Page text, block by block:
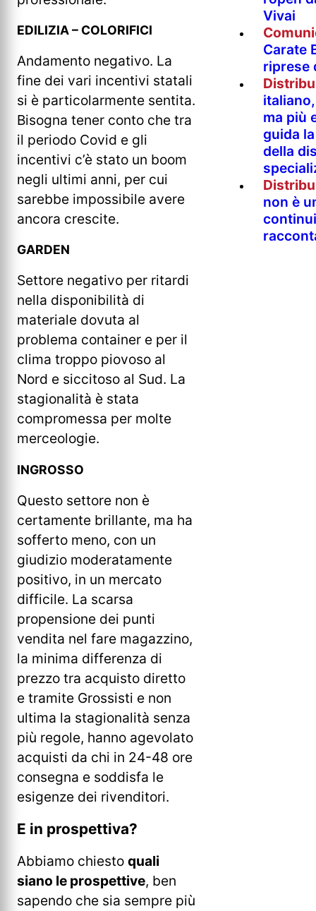
EDILIZIA – COLORIFICI
Andamento negativo. La
fine dei vari incentivi statali
si è particolarmente sentita.
Bisogna tener conto che tra
il periodo Covid e gli
incentivi c’è stato un boom
negli ultimi anni, per cui
sarebbe impossibile avere
ancora crescite.
GARDEN
Settore negativo per ritardi
nella disponibilità di
materiale dovuta al
problema container e per il
clima troppo piovoso al
Nord e siccitoso al Sud. La
stagionalità è stata
compromessa per molte
merceologie.
INGROSSO
Questo settore non è
certamente brillante, ma ha
sofferto meno, con un
giudizio moderatamente
positivo, in un mercato
difficile. La scarsa
propensione dei punti
vendita nel fare magazzino,
la minima differenza di
prezzo tra acquisto diretto
e tramite Grossisti e non
ultima la stagionalità senza
più regole, hanno agevolato
acquisti da chi in 24-48 ore
consegna e soddisfa le
esigenze dei rivenditori.
E in prospettiva?
Abbiamo chiesto quali
siano le prospettive, ben
sapendo che sia sempre più
Vivai
Carate
riprese
ma più
guida
della
non è